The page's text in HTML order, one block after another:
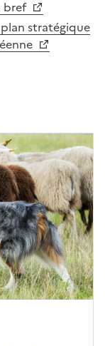
bref
stratégique